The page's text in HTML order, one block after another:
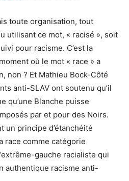
toute organisation, tout
utilisant ce mot, « racisé », soit
pour racisme. C’est la
où le mot « race » a
non ? Et Mathieu Bock-Côté
anti-SLAV ont soutenu qu’il
qu’une Blanche puisse
par et pour des Noirs.
un principe d’étanchéité
race comme catégorie
gauche racialiste qui
authentique racisme anti-